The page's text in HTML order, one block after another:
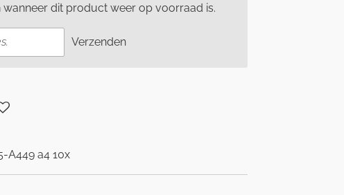
wanneer dit product weer op voorraad is.
Verzenden
A449 a4 10x